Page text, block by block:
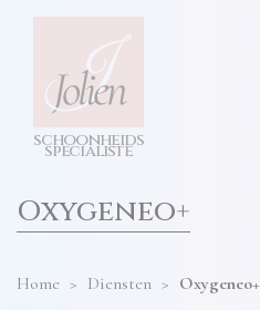
schoonheids
specialiste
invullen
Oxygeneo+
Home > Diensten > Oxygeneo+